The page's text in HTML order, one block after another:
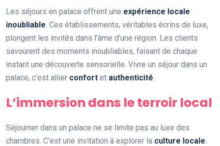
Les séjours en palace offrent une expérience locale
inoubliable. Ces établissements, véritables écrins de luxe,
plongent les invités dans l’âme d’une région. Les clients
savourent des moments inoubliables, faisant de chaque
instant une découverte sensorielle. Vivre un séjour dans un
palace, c’est allier confort et authenticité.
L’immersion dans le terroir local
Séjourner dans un palace ne se limite pas au luxe des
chambres. C’est une invitation à explorer la culture locale.